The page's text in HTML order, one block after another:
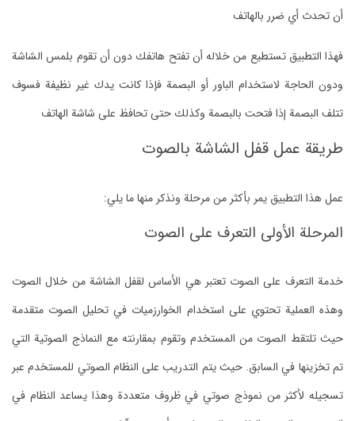
أن تحدث أي ضرر بالهاتف
فهذا التطبيق تستطيع من خلاله أن تفتح هاتفك دون أن تقوم بلمس الشاشة
ودون الحاجة لاستخدام الباور أو البصمة فإذا كانت يدك غير نظيفة فسوف
تتلف البصمة إذا فتحت بالبصمة وكذلك حتى تحافظ على شاشة الهاتف
طريقة عمل قفل الشاشة بالصوت
عمل هذا التطبيق يمر بأكثر من مرحلة ونذكر منها ما يلي:
المرحلة الأولى التعرف على الصوت
خدمة التعرف على الصوت تعتبر هي الأساس لقفل الشاشة من خلال الصوت
وهذه العملية تحتوي على استخدام الخوارزميات في تحليل الصوت متقدمة
حيث تلتقط الصوت من المستخدم وتقوم بمقارنته مع النماذج الصوتية التي
تم تخزينها في السابق. حيث يتم التدريب على النظام الصوتي للمستخدم عبر
تسجيله لأكثر من نموذج صوتي في ظروف متعددة وهذا يساعد النظام في